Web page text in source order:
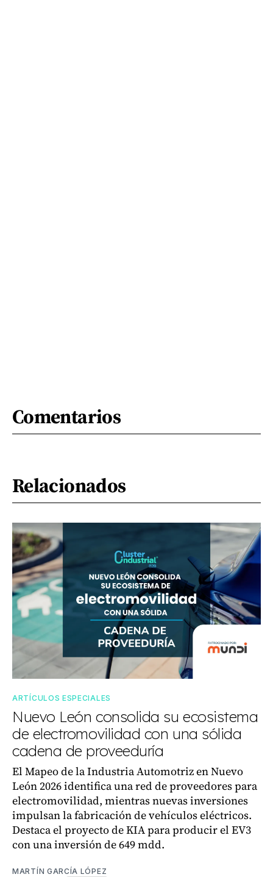
Comentarios
Relacionados
ARTÍCULOS ESPECIALES
Nuevo León consolida su ecosistema
de electromovilidad con una sólida
cadena de proveeduría
El Mapeo de la Industria Automotriz en Nuevo
León 2026 identifica una red de proveedores para
electromovilidad, mientras nuevas inversiones
impulsan la fabricación de vehículos eléctricos.
Destaca el proyecto de KIA para producir el EV3
con una inversión de 649 mdd.
MARTÍN GARCÍA LÓPEZ